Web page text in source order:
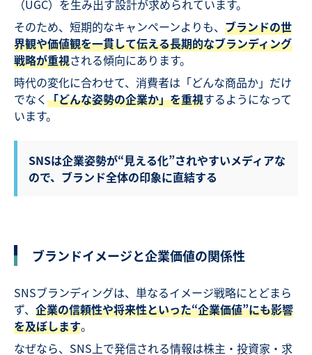
（UGC）を生み出す設計が求められています。
そのため、短期的なキャンペーンよりも、 ブランドの世
界観や価値観を一貫して伝える長期的なブランディング
戦略が重視される傾向にあります。
時代の変化に合わせて、消費者は「どんな商品か」だけ
でなく 「どんな姿勢の企業か」を重視するようになって
います。
SNSは企業姿勢が“見える化”されやすいメディアな
ので、ブランド全体の印象に直結する
ブランドイメージと企業価値の関係性
SNSブランディングは、単なるイメージ戦略にとどまら
ず、 企業の信頼性や将来性といった“企業価値”にも影響
を及ぼします。
なぜなら、SNS上で発信される情報は株主・投資家・求